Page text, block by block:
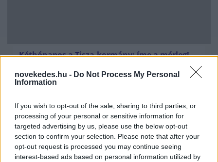
novekedes.hu - Do Not Process My Personal
Information
If you wish to opt-out of the sale, sharing to third parties, or
processing of your personal or sensitive information for
targeted advertising by us, please use the below opt-out
section to confirm your selection. Please note that after your
opt-out request is processed you may continue seeing
interest-based ads based on personal information utilized by
Kéthónapos a Tisza-kormány: íme a mérleg!
ELEMZÉSEK 2026. júl. 21.